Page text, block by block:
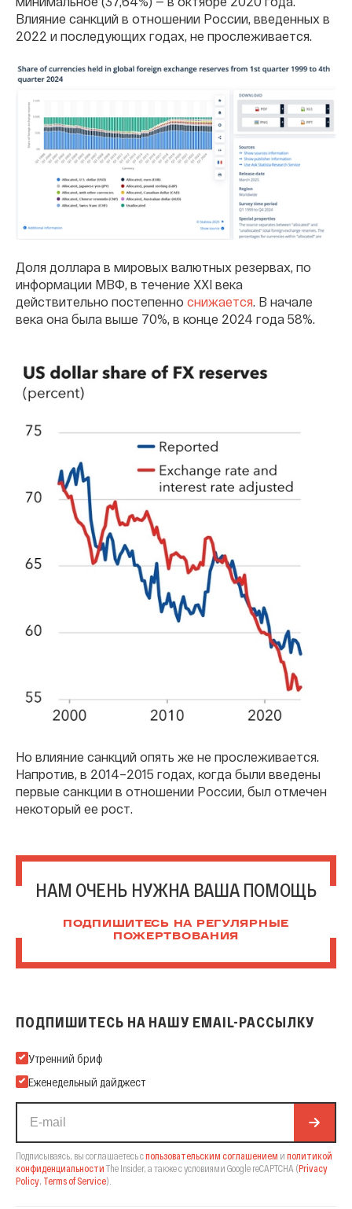
Влияние санкций в отношении России, введенных в
2022 и последующих годах, не прослеживается.
Доля доллара в мировых валютных резервах, по
информации МВФ, в течение XXI века
действительно постепенно снижается. В начале
века она была выше 70%, в конце 2024 года 58%.
Но влияние санкций опять же не прослеживается.
Напротив, в 2014–2015 годах, когда были введены
первые санкции в отношении России, был отмечен
некоторый ее рост.
НАМ ОЧЕНЬ НУЖНА ВАША ПОМОЩЬ
ПОДПИШИТЕСЬ НА РЕГУЛЯРНЫЕ
ПОЖЕРТВОВАНИЯ
ПОДПИШИТЕСЬ НА НАШУ EMAIL-РАССЫЛКУ
Подпишитесь на нашу Email-рассылку
Утренний бриф
Еженедельный дайджест
Подписываясь, вы соглашаетесь спользовательским соглашением и политикой
конфиденциальности The Insider, а также с условиями Google reCAPTCHA (Privacy
Policy Terms of Service).